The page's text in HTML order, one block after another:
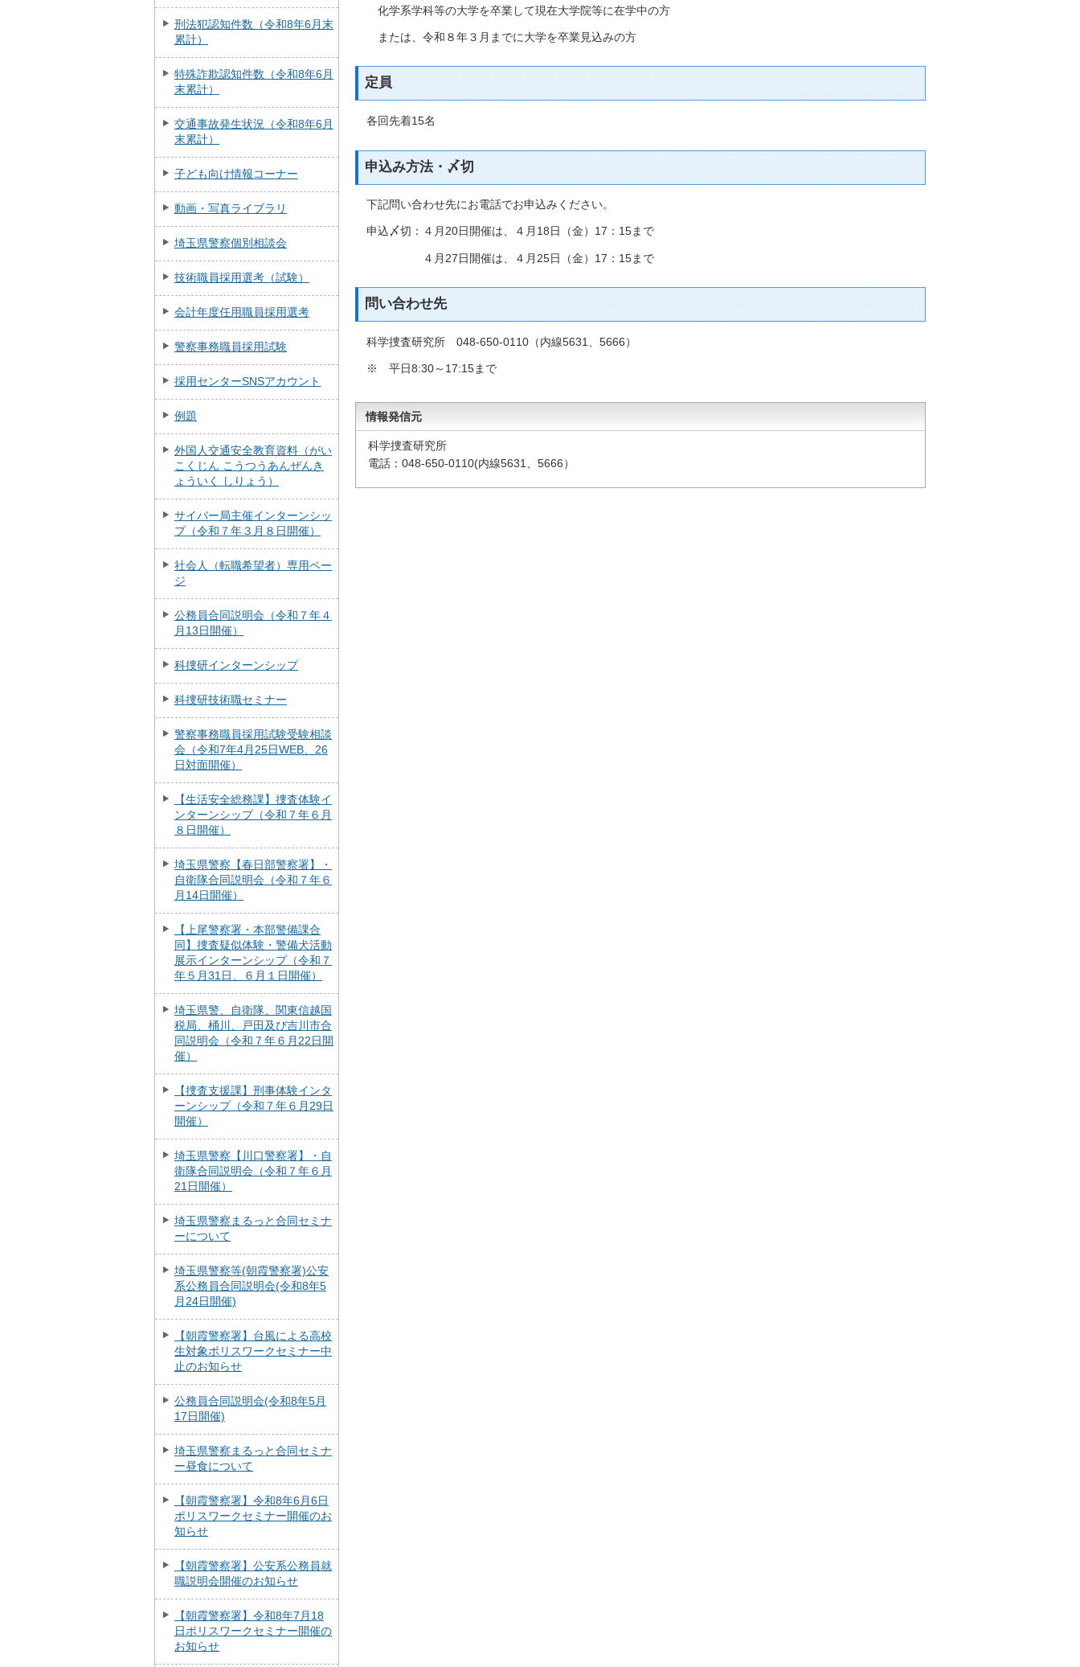
刑法犯認知件数（令和8年6月末
累計）
特殊詐欺認知件数（令和8年6月
末累計）
交通事故発生状況（令和8年6月
末累計）
子ども向け情報コーナー
動画・写真ライブラリ
埼玉県警察個別相談会
技術職員採用選考（試験）
会計年度任用職員採用選考
警察事務職員採用試験
採用センターSNSアカウント
例題
外国人交通安全教育資料（がい
こくじん こうつうあんぜんき
ょういく しりょう）
サイバー局主催インターンシッ
プ（令和７年３月８日開催）
社会人（転職希望者）専用ペー
ジ
公務員合同説明会（令和７年４
月13日開催）
科捜研インターンシップ
科捜研技術職セミナー
警察事務職員採用試験受験相談
会（令和7年4月25日WEB、26
日対面開催）
【生活安全総務課】捜査体験イ
ンターンシップ（令和７年６月
８日開催）
埼玉県警察【春日部警察署】・
自衛隊合同説明会（令和７年６
月14日開催）
【上尾警察署・本部警備課合
同】捜査疑似体験・警備犬活動
展示インターンシップ（令和７
年５月31日、６月１日開催）
埼玉県警、自衛隊、関東信越国
税局、桶川、戸田及び吉川市合
同説明会（令和７年６月22日開
催）
【捜査支援課】刑事体験インタ
ーンシップ（令和７年６月29日
開催）
埼玉県警察【川口警察署】・自
衛隊合同説明会（令和７年６月
21日開催）
埼玉県警察まるっと合同セミナ
ーについて
埼玉県警察等(朝霞警察署)公安
系公務員合同説明会(令和8年5
月24日開催)
【朝霞警察署】台風による高校
生対象ポリスワークセミナー中
止のお知らせ
公務員合同説明会(令和8年5月
17日開催)
埼玉県警察まるっと合同セミナ
ー昼食について
【朝霞警察署】令和8年6月6日
ポリスワークセミナー開催のお
知らせ
【朝霞警察署】公安系公務員就
職説明会開催のお知らせ
【朝霞警察署】令和8年7月18
日ポリスワークセミナー開催の
お知らせ
化学系学科等の大学を卒業して現在大学院等に在学中の方
または、令和８年３月までに大学を卒業見込みの方
定員
各回先着15名
申込み方法・〆切
下記問い合わせ先にお電話でお申込みください。
申込〆切：４月20日開催は、４月18日（金）17：15まで
４月27日開催は、４月25日（金）17：15まで
問い合わせ先
科学捜査研究所 048-650-0110（内線5631、5666）
※ 平日8:30～17:15まで
情報発信元
科学捜査研究所
電話：048‐650‐0110(内線5631、5666）